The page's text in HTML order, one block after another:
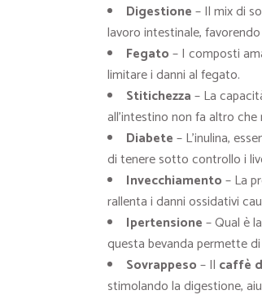
Digestione– Il mix di
lavoro intestinale,
Fegato– I composti
limitare i danni al fegato.
Stitichezza– La
all’intestino non fa altro
Diabete– L’inulina,
di tenere sotto controllo i
Invecchiamento– La
rallenta i danni ossidativi
Ipertensione– Qual è
questa bevanda permette
Sovrappeso– Il caffè
stimolando la digestione,